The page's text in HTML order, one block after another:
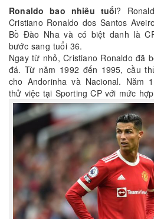
Ronaldo bao nhiêu tuổi?
Cristiano Ronaldo dos Santos
Bồ Đào Nha và có biệt danh là
bước sang tuổi 36.
Ngay từ nhỏ, Cristiano Ronaldo đã
đá. Từ năm 1992 đến 1995, cầu
cho Andorinha và Nacional. Năm
thử việc tại Sporting CP với mức